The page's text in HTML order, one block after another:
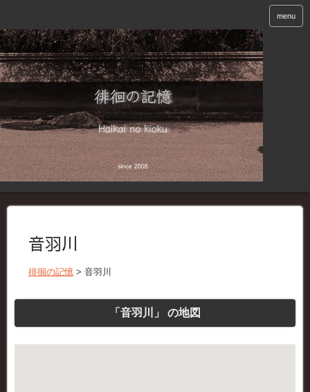
menu
音羽川
徘徊の記憶 > 音羽川
「音羽川」 の地図